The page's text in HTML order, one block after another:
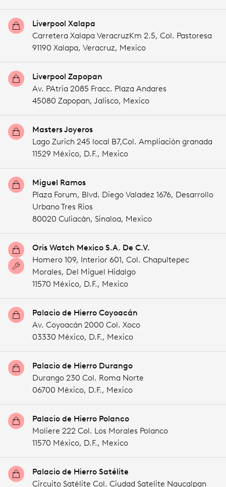
Liverpool Xalapa
Carretera Xalapa VeracruzKm 2.5, Col. Pastoresa
91190 Xalapa, Veracruz, Mexico
Liverpool Zapopan
Av. PAtria 2085 Fracc. Plaza Andares
45080 Zapopan, Jalisco, Mexico
Masters Joyeros
Lago Zurich 245 local B7,Col. Ampliación granada
11529 México, D.F., Mexico
Miguel Ramos
Plaza Forum, Blvd. Diego Valadez 1676, Desarrollo
Urbano Tres Rios
80020 Culiacán, Sinaloa, Mexico
Oris Watch Mexico S.A. De C.V.
Homero 109, Interior 601, Col. Chapultepec
Morales, Del Miguel Hidalgo
11570 México, D.F., Mexico
Palacio de Hierro Coyoacán
Av. Coyoacán 2000 Col. Xoco
03330 México, D.F., Mexico
Palacio de Hierro Durango
Durango 230 Col. Roma Norte
06700 México, D.F., Mexico
Palacio de Hierro Polanco
Moliere 222 Col. Los Morales Polanco
11570 México, D.F., Mexico
Palacio de Hierro Satélite
Circuito Satélite Col. Ciudad Satelite Naucalpan